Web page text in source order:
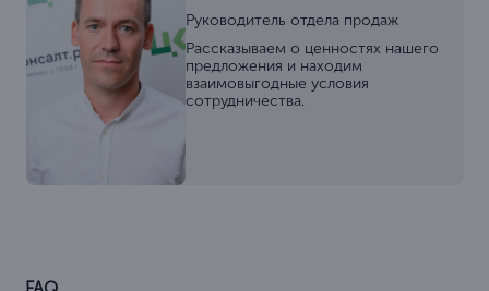
Руководитель отдела продаж
Рассказываем о ценностях нашего
предложения и находим
взаимовыгодные условия
сотрудничества.